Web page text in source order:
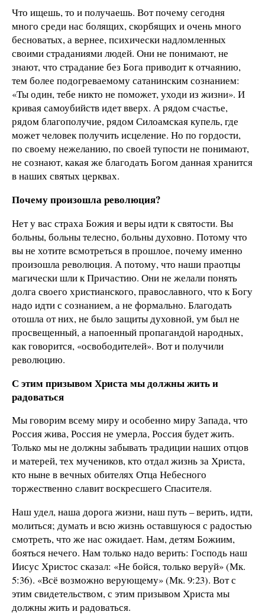
Что ищешь, то и получаешь. Вот почему сегодня
много среди нас болящих, скорбящих и очень много
бесноватых, а вернее, психически надломленных
своими страданиями людей. Они не понимают, не
знают, что страдание без Бога приводит к отчаянию,
тем более подогреваемому сатанинским сознанием:
«Ты один, тебе никто не поможет, уходи из жизни». И
кривая самоубийств идет вверх. А рядом счастье,
рядом благополучие, рядом Силоамская купель, где
может человек получить исцеление. Но по гордости,
по своему нежеланию, по своей тупости не понимают,
не сознают, какая же благодать Богом данная хранится
в наших святых церквах.
Почему произошла революция?
Нет у вас страха Божия и веры идти к святости. Вы
больны, больны телесно, больны духовно. Потому что
вы не хотите всмотреться в прошлое, почему именно
произошла революция. А потому, что наши праотцы
магически шли к Причастию. Они не желали понять
долга своего христианского, православного, что к Богу
надо идти с сознанием, а не формально. Благодать
отошла от них, не было защиты духовной, ум был не
просвещенный, а напоенный пропагандой народных,
как говорится, «освободителей». Вот и получили
революцию.
С этим призывом Христа мы должны жить и
радоваться
Мы говорим всему миру и особенно миру Запада, что
Россия жива, Россия не умерла, Россия будет жить.
Только мы не должны забывать традиции наших отцов
и матерей, тех мучеников, кто отдал жизнь за Христа,
кто ныне в вечных обителях Отца Небесного
торжественно славит воскресшего Спасителя.
Наш удел, наша дорога жизни, наш путь – верить, идти,
молиться; думать и всю жизнь оставшуюся с радостью
смотреть, что же нас ожидает. Нам, детям Божиим,
бояться нечего. Нам только надо верить: Господь наш
Иисус Христос сказал: «Не бойся, только веруй» (Мк.
5:36). «Всё возможно верующему» (Мк. 9:23). Вот с
этим свидетельством, с этим призывом Христа мы
должны жить и радоваться.